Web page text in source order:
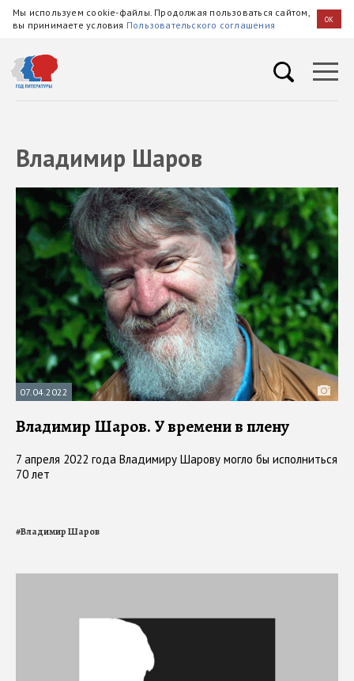
Мы используем cookie-файлы. Продолжая пользоваться сайтом,
вы принимаете условия Пользовательского соглашения OK
Владимир Шаров
07.04.2022
Владимир Шаров. У времени в плену
7 апреля 2022 года Владимиру Шарову могло бы исполниться
70 лет
#Владимир Шаров